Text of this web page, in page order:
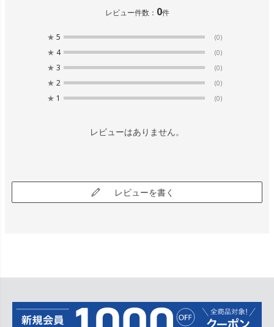
レビュー件数： 0件
★ 5 (0)
★ 4 (0)
★ 3 (0)
★ 2 (0)
★ 1 (0)
レビューはありません。
レビューを書く